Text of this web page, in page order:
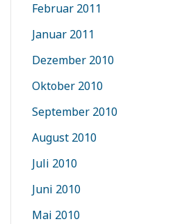
Februar 2011
Januar 2011
Dezember 2010
Oktober 2010
September 2010
August 2010
Juli 2010
Juni 2010
Mai 2010